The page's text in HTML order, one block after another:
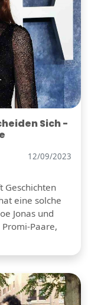
Sich -
12/09/2023
Geschichten
eine solche
Jonas und
Paare,